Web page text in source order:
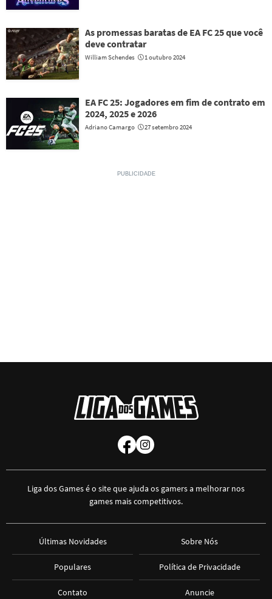
As promessas baratas de EA FC 25 que você
deve contratar
William Schendes 1 outubro 2024
EA FC 25: Jogadores em fim de contrato em
2024, 2025 e 2026
Adriano Camargo 27 setembro 2024
Liga dos Games é o site que ajuda os gamers a melhorar nos
games mais competitivos.
Últimas Novidades
Populares
Contato
Sobre Nós
Política de Privacidade
Anuncie